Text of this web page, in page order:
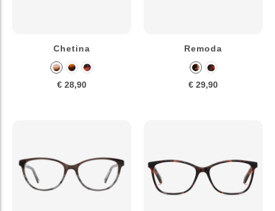
Chetina
€ 28,90
Remoda
€ 29,90